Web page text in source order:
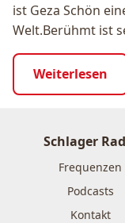
ist Geza Schön
Welt.Berühmt ist
Weiterlesen
Schlager
Frequenzen
Podcasts
Kontakt